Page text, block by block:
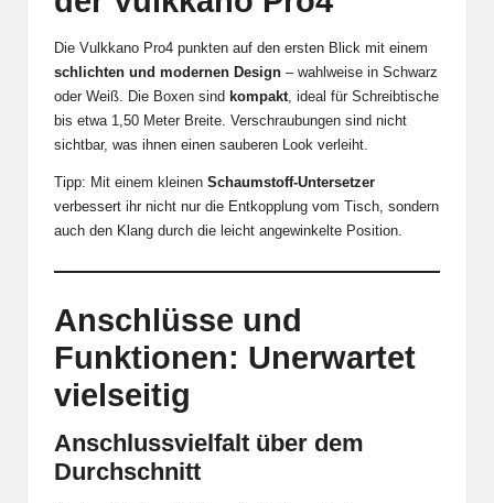
Die Vulkkano Pro4 punkten auf den ersten Blick mit einem
schlichten und modernen Design – wahlweise in Schwarz
oder Weiß. Die Boxen sind kompakt , ideal für Schreibtische
bis etwa 1,50 Meter Breite. Verschraubungen sind nicht
sichtbar, was ihnen einen sauberen Look verleiht.
Tipp: Mit einem kleinen Schaumstoff-Untersetzer
verbessert ihr nicht nur die Entkopplung vom Tisch, sondern
auch den Klang durch die leicht angewinkelte Position.
Anschlüsse und
Funktionen: Unerwartet
vielseitig
Anschlussvielfalt über dem
Durchschnitt